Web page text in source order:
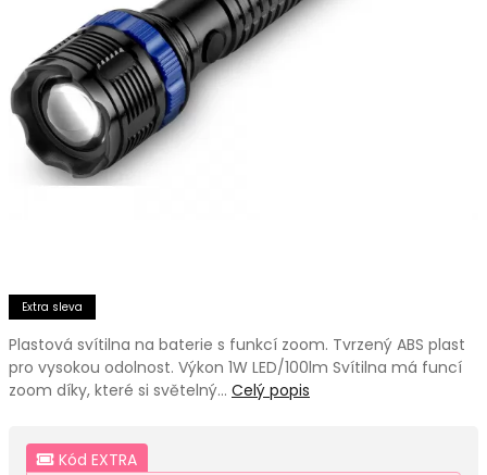
Extra sleva
Plastová svítilna na baterie s funkcí zoom. Tvrzený ABS plast
pro vysokou odolnost. Výkon 1W LED/100lm Svítilna má funcí
zoom díky, které si světelný… Celý popis
Kód EXTRA